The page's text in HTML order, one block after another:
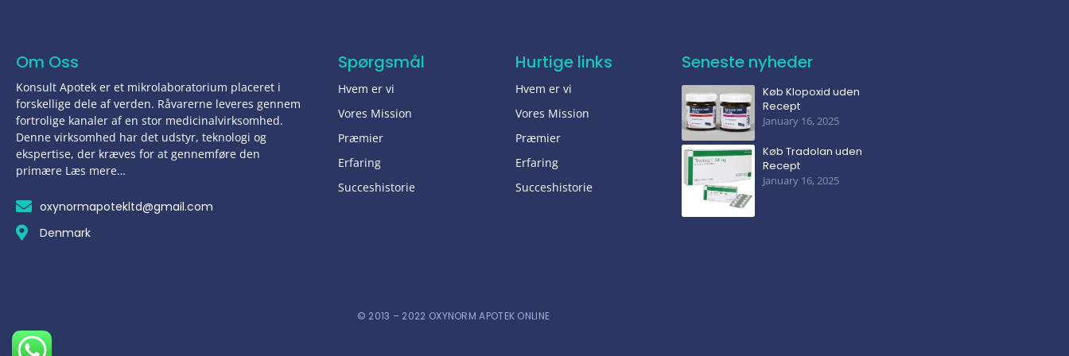
Om Oss
Konsult Apotek er et mikrolaboratorium placeret i
forskellige dele af verden. Råvarerne leveres gennem
fortrolige kanaler af en stor medicinalvirksomhed.
Denne virksomhed har det udstyr, teknologi og
ekspertise, der kræves for at gennemføre den
primære Læs mere…
oxynormapotekltd@gmail.com
Denmark
Spørgsmål
Hvem er vi
Vores Mission
Præmier
Erfaring
Succeshistorie
Hurtige links
Hvem er vi
Vores Mission
Præmier
Erfaring
Succeshistorie
Seneste nyheder
Køb Klopoxid uden
Recept
January 16, 2025
Køb Tradolan uden
Recept
January 16, 2025
© 2013 – 2022 OXYNORM APOTEK ONLINE